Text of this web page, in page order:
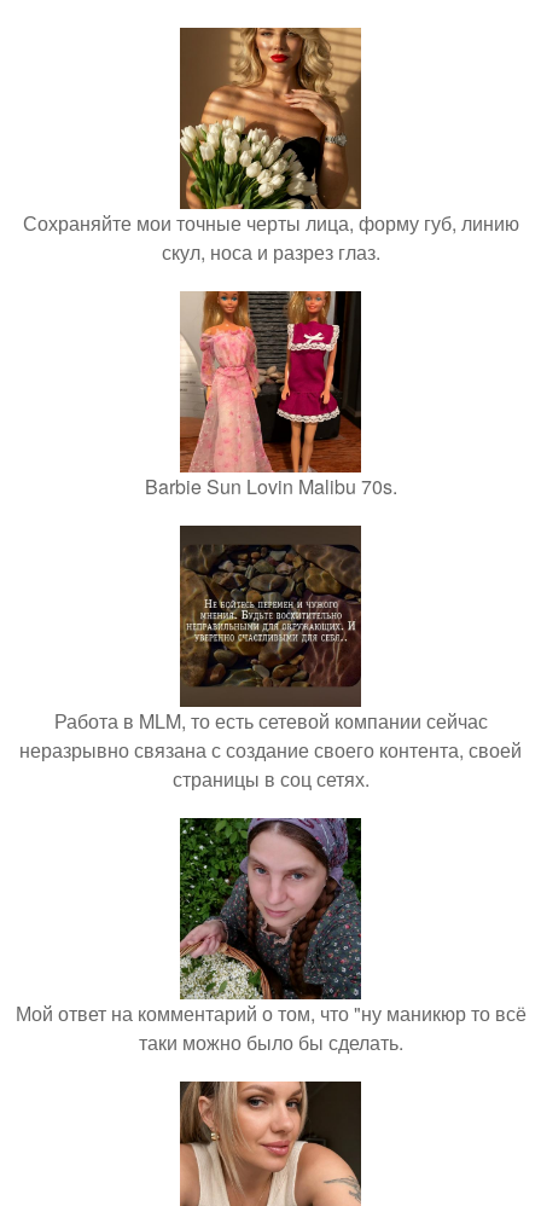
Сохраняйте мои точные черты лица, форму губ, линию
скул, носа и разрез глаз.
Barbie Sun Lovin Malibu 70s.
Работа в MLM, то есть сетевой компании сейчас
неразрывно связана с создание своего контента, своей
страницы в соц сетях.
Мой ответ на комментарий о том, что "ну маникюр то всё
таки можно было бы сделать.